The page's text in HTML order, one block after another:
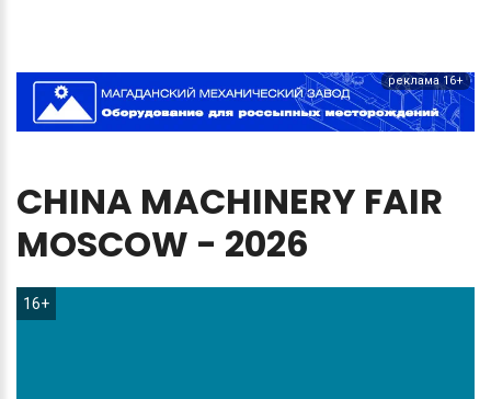
реклама 16+
CHINA MACHINERY FAIR
MOSCOW - 2026
16+